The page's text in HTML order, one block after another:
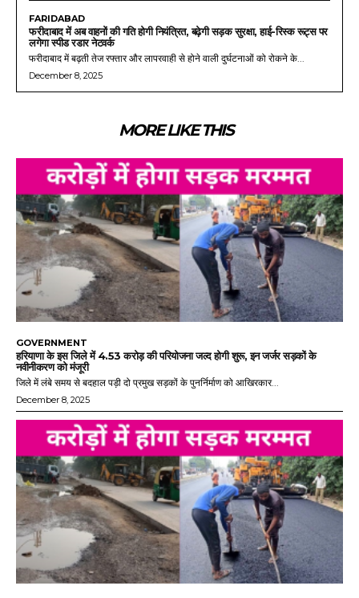
FARIDABAD
फरीदाबाद में अब वाहनों की गति होगी नियंत्रित, बढ़ेगी सड़क सुरक्षा, हाई-रिस्क रूट्स पर
लगेगा स्पीड रडार नेटवर्क
फरीदाबाद में बढ़ती तेज रफ्तार और लापरवाही से होने वाली दुर्घटनाओं को रोकने के...
December 8, 2025
MORE LIKE THIS
GOVERNMENT
हरियाणा के इस जिले में 4.53 करोड़ की परियोजना जल्द होगी शुरू, इन जर्जर सड़कों के
नवीनीकरण को मंजूरी
जिले में लंबे समय से बदहाल पड़ी दो प्रमुख सड़कों के पुनर्निर्माण को आखिरकार...
December 8, 2025